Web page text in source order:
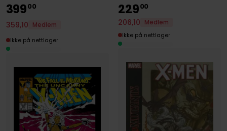
39900
359,10
Medlem
Ikke på nettlager
22900
206,10
Medlem
Ikke på nettlager